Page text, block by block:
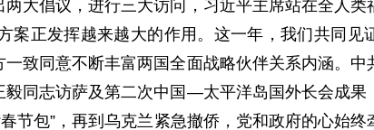
大倡议，进行三大访问，习近平主席站在全人类
案正发挥越来越大的作用。这一年，我们共同见
致同意不断丰富两国全面战略伙伴关系内涵。
同志访萨及第二次中国—太平洋岛国外长会成果
节包”，再到乌克兰紧急撤侨，党和政府的心始